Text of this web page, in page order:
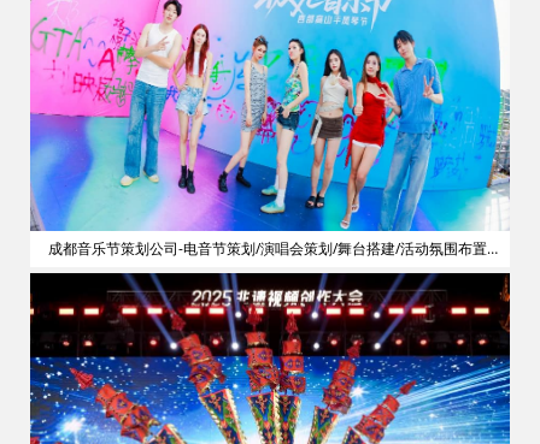
成都音乐节策划公司-电音节策划/演唱会策划/舞台搭建/活动氛围布置/
明星艺人网红邀请